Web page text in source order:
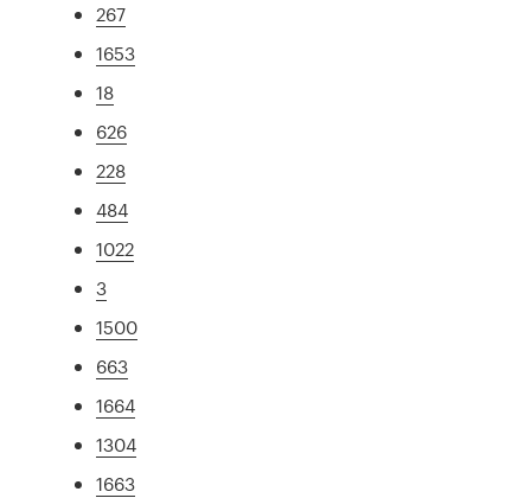
267
1653
18
626
228
484
1022
3
1500
663
1664
1304
1663